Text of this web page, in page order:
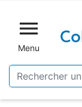

Menu